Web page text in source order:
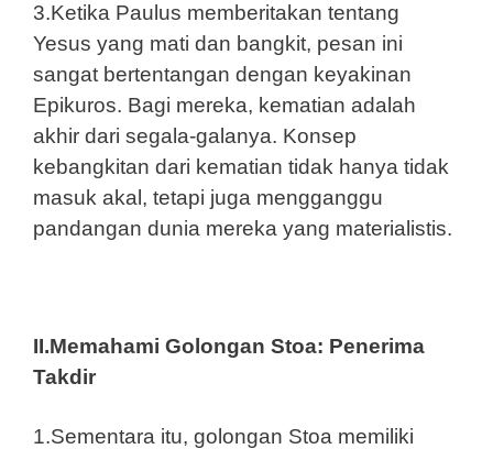
3.Ketika Paulus memberitakan tentang
Yesus yang mati dan bangkit, pesan ini
sangat bertentangan dengan keyakinan
Epikuros. Bagi mereka, kematian adalah
akhir dari segala-galanya. Konsep
kebangkitan dari kematian tidak hanya tidak
masuk akal, tetapi juga mengganggu
pandangan dunia mereka yang materialistis.
II.Memahami Golongan Stoa: Penerima
Takdir
1.Sementara itu, golongan Stoa memiliki